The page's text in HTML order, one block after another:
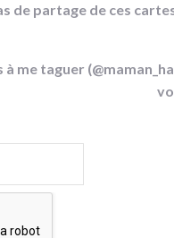
de partage de ces
à me taguer